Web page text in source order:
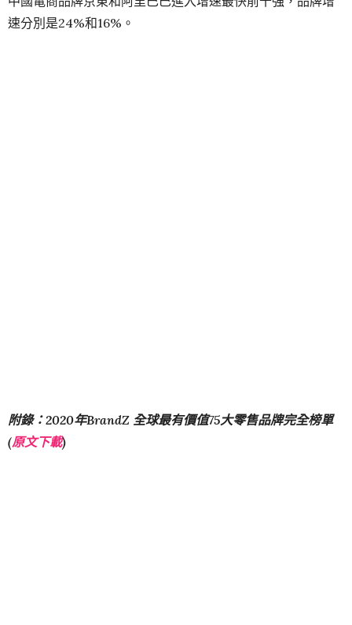
速分別是24%和16%。
附錄：2020年BrandZ 全球最有價值75大零售品牌完全榜單
(原文下載)